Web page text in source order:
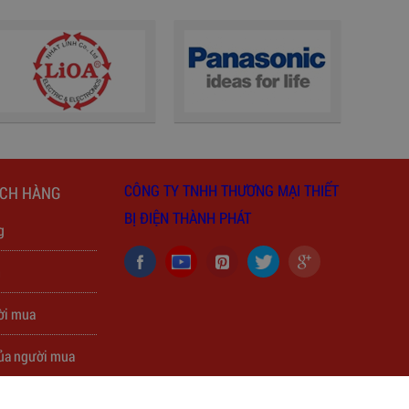
HÀNG
mua
người mua
CÔNG TY TNHH THƯƠNG MẠI THIẾT
BỊ ĐIỆN THÀNH PHÁT